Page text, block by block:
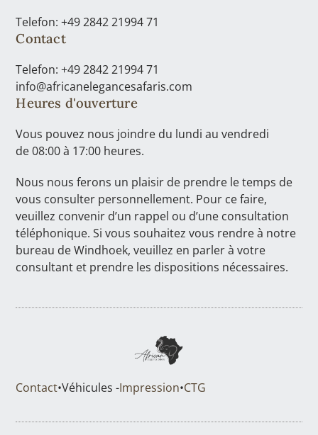
Telefon: +49 2842 21994 71
Contact
Telefon: +49 2842 21994 71
info@africanelegancesafaris.com
Heures d'ouverture
Vous pouvez nous joindre du lundi au vendredi
de 08:00 à 17:00 heures.
Nous nous ferons un plaisir de prendre le temps de
vous consulter personnellement. Pour ce faire,
veuillez convenir d’un rappel ou d’une consultation
téléphonique. Si vous souhaitez vous rendre à notre
bureau de Windhoek, veuillez en parler à votre
consultant et prendre les dispositions nécessaires.
Contact•Véhicules -Impression•CTG